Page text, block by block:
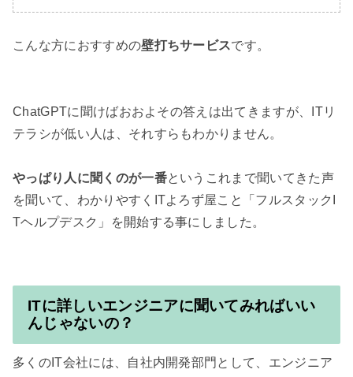
こんな方におすすめの壁打ちサービスです。
ChatGPTに聞けばおおよその答えは出てきますが、ITリ
テラシが低い人は、それすらもわかりません。
やっぱり人に聞くのが一番というこれまで聞いてきた声
を聞いて、わかりやすくITよろず屋こと「フルスタックI
Tヘルプデスク」を開始する事にしました。
ITに詳しいエンジニアに聞いてみればいい
んじゃないの？
多くのIT会社には、自社内開発部門として、エンジニア